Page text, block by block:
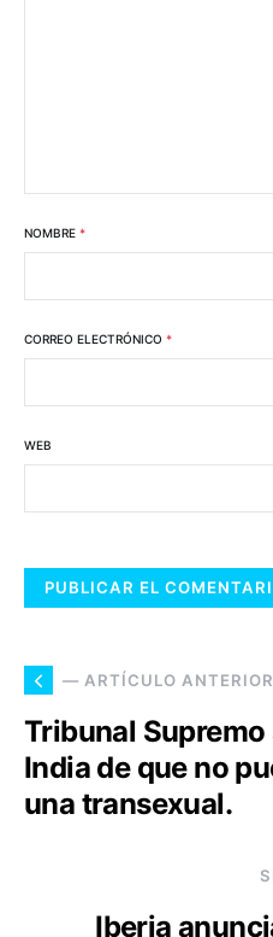
NOMBRE *
CORREO ELECTRÓNICO *
WEB
— ARTÍCULO ANTERIOR
Tribunal
India de que no
una transexual.
Iberia